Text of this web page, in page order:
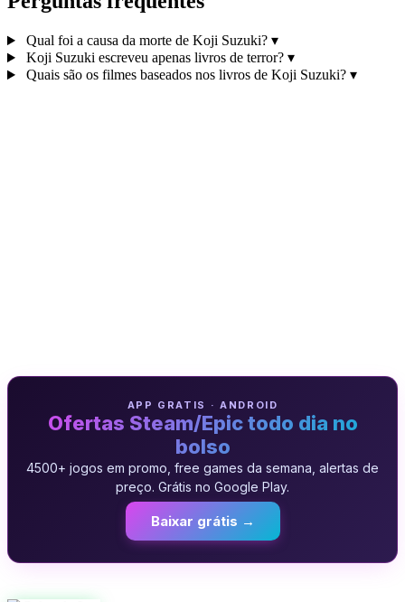
Qual foi a causa da morte de Koji Suzuki? ▾
Koji Suzuki escreveu apenas livros de terror? ▾
Quais são os filmes baseados nos livros de Koji Suzuki? ▾
APP GRATIS · ANDROID
Ofertas Steam/Epic todo dia no
bolso
4500+ jogos em promo, free games da semana, alertas de
preço. Grátis no Google Play.
Baixar grátis →